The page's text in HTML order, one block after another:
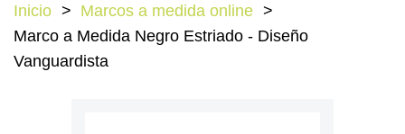
Inicio
Marcos a medida online
Marco a Medida Negro Estriado - Diseño
Vanguardista